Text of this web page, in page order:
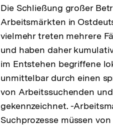
Die Schließung großer
Arbeitsmärkten in
vielmehr treten mehrere
und haben daher
im Entstehen begriffene
unmittelbar durch einen
von Arbeitssuchenden
gekennzeichnet. -
Suchprozesse müssen